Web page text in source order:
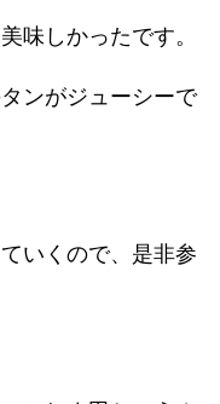
味しかったです。
ンがジューシーで
いくので、是非参